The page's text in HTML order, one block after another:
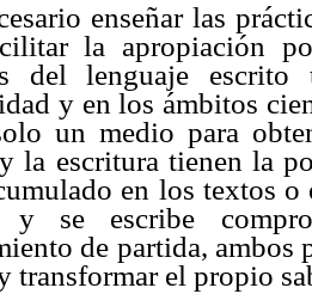
enseñar las
la apropiación
del lenguaje
y en los ámbitos
un medio para
la escritura tienen la
en los textos
se escribe
de partida, ambos
transformar el propio